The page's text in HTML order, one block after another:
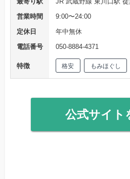
営業時間
9:00〜24:00
定休日
年中無休
電話番号
050-8884-4371
特徴 格安 もみほぐし
公式サイト